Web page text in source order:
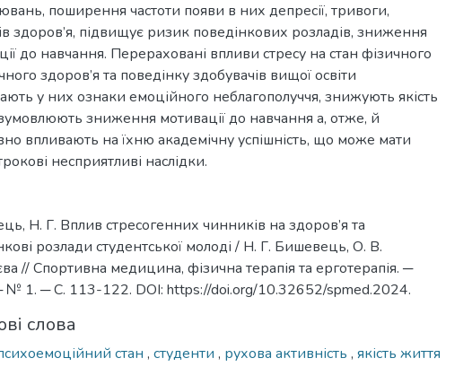
поширення частоти появи в них депресії, тривоги,
здоров’я, підвищує ризик поведінкових розладів, зниження
до навчання. Перераховані впливи стресу на стан фізичного
здоров’я та поведінку здобувачів вищої освіти
у них ознаки емоційного неблагополуччя, знижують якість
зниження мотивації до навчання а, отже, й
впливають на їхню академічну успішність, що може мати
несприятливі наслідки.
Н. Г. Вплив стресогенних чинників на здоров’я та
розлади студентської молоді / Н. Г. Бишевець, О. В.
// Спортивна медицина, фізична терапія та ерготерапія. ─
№ 1. ─ С. 113-122. DOI: https://doi.org/10.32652/spmed.2024.
слова
стан , студенти , рухова активність , якість життя